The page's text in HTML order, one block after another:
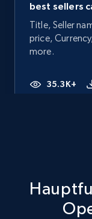
best sellers
Title, Seller
price,
more.
35.3K+
price,